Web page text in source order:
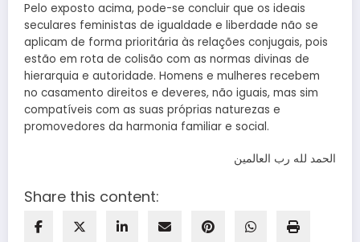
Pelo exposto acima, pode-se concluir que os ideais
seculares feministas de igualdade e liberdade não se
aplicam de forma prioritária às relações conjugais, pois
estão em rota de colisão com as normas divinas de
hierarquia e autoridade. Homens e mulheres recebem
no casamento direitos e deveres, não iguais, mas sim
compatíveis com as suas próprias naturezas e
promovedores da harmonia familiar e social.
الحمد لله رب العالمين
Share this content: